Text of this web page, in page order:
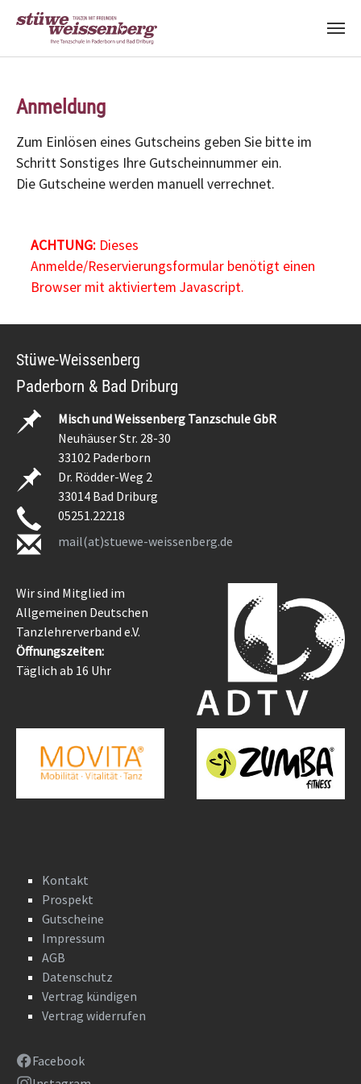
Anmeldung
Zum Einlösen eines Gutscheins geben Sie bitte im
Schritt Sonstiges Ihre Gutscheinnummer ein.
Die Gutscheine werden manuell verrechnet.
ACHTUNG:Dieses
Anmelde/Reservierungsformular benötigt einen
Browser mit aktiviertem Javascript.
Stüwe-Weissenberg
Paderborn & Bad Driburg
Misch und Weissenberg Tanzschule GbR
Neuhäuser Str. 28-30
33102 Paderborn
Dr. Rödder-Weg 2
33014 Bad Driburg
05251.22218
mail(at)stuewe-weissenberg.de
Wir sind Mitglied im
Allgemeinen Deutschen
Tanzlehrerverband e.V.
Öffnungszeiten:
Täglich ab 16 Uhr
Kontakt
Prospekt
Gutscheine
Impressum
AGB
Datenschutz
Vertrag kündigen
Vertrag widerrufen
Facebook